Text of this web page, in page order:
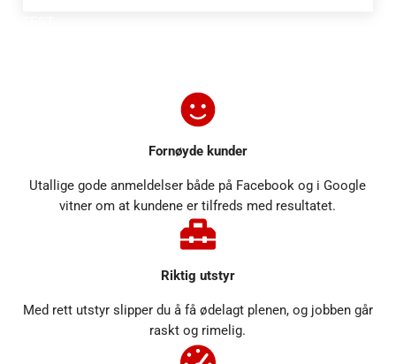
Fornøyde kunder
Utallige gode anmeldelser både på Facebook og i Google
vitner om at kundene er tilfreds med resultatet.
Riktig utstyr
Med rett utstyr slipper du å få ødelagt plenen, og jobben går
raskt og rimelig.